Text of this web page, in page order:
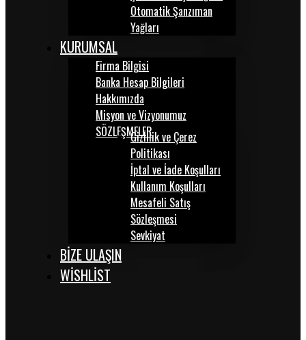
Otomatik Şanzıman
Yağları
KURUMSAL
Firma Bilgisi
Banka Hesap Bilgileri
Hakkımızda
Misyon ve Vizyonumuz
SÖZLEŞMELERGizlilik ve Çerez
Politikası
İptal ve İade Koşulları
Kullanım Koşulları
Mesafeli Satış
Sözleşmesi
Sevkiyat
BİZE ULAŞIN
WISHLIST